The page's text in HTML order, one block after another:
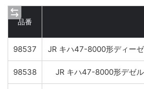
品番
98537 JR キハ47-8000形ディー
98538 JR キハ47-8000形デゼ